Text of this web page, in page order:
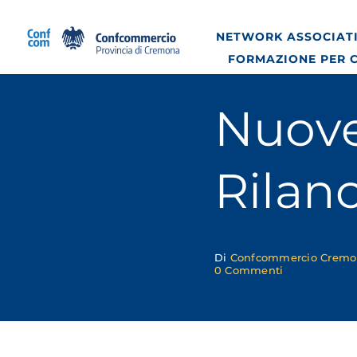
contenuto
NETWORK
FORMAZIONE PER
Di Confcommercio
0 Commenti
il